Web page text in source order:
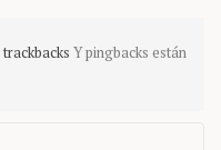
trackbacks Y pingbacks están